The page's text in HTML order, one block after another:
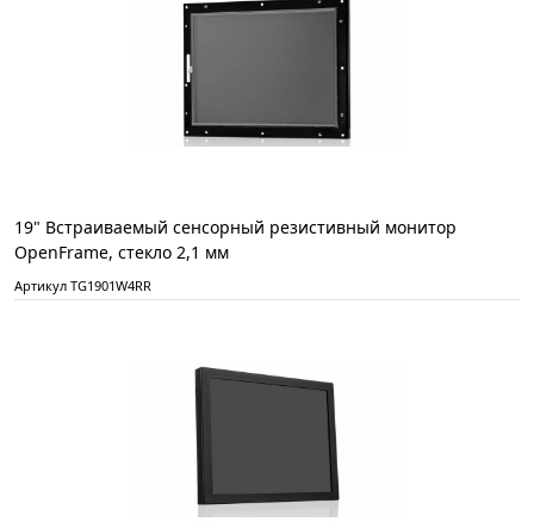
19" Встраиваемый сенсорный резистивный монитор
OpenFrame, стекло 2,1 мм
Артикул TG1901W4RR